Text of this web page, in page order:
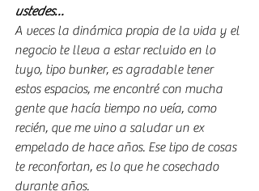
ustedes…
A veces la dinámica propia de la vida y el
negocio te lleva a estar recluido en lo
tuyo, tipo bunker, es agradable tener
estos espacios, me encontré con mucha
gente que hacía tiempo no veía, como
recién, que me vino a saludar un ex
empelado de hace años. Ese tipo de cosas
te reconfortan, es lo que he cosechado
durante años.